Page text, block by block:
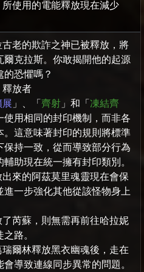
使用的電能釋放現在減少
老的欺詐之神已被釋放，將
爾克拉斯。你敢揭開他的起源
恐懼嗎？
放者
」、「齊射 」和「凍結齊
使用相同的封印機制，而非各
。這意味著封印的規則將標準
保持一致，從而導致部分行為
助現在統一擁有封印類別。
來的阿茲莫里魂靈現在會保
進一步強化其他從該怪物身上
芮蘇，則無需再前往哈拉妮
路。
爾林釋放黑衣幽魂後，走在
導致連線同步異常的問題。